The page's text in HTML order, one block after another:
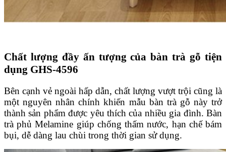
Chất lượng đầy ấn tượng của bàn trà gỗ tiện
dụng GHS-4596
Bên cạnh vẻ ngoài hấp dẫn, chất lượng vượt trội cũng là
một nguyên nhân chính khiến mẫu bàn trà gỗ này trở
thành sản phẩm được yêu thích của nhiều gia đình. Bàn
trà phủ Melamine giúp chống thấm nước, hạn chế bám
bụi, dễ dàng lau chùi trong thời gian sử dụng.